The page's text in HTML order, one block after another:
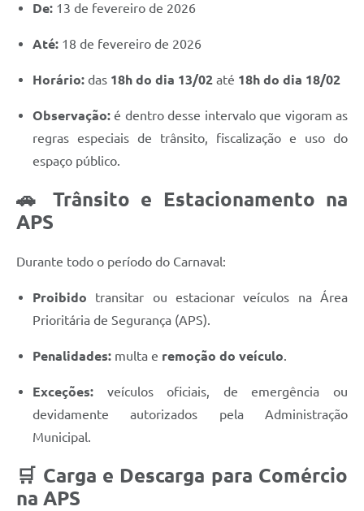
De: 13 de fevereiro de 2026
Até: 18 de fevereiro de 2026
Horário: das 18h do dia 13/02 até 18h do dia 18/02
Observação: é dentro desse intervalo que vigoram as
regras especiais de trânsito, fiscalização e uso do
espaço público.
🚗 Trânsito e Estacionamento na
APS
Durante todo o período do Carnaval:
Proibido transitar ou estacionar veículos na Área
Prioritária de Segurança (APS).
Penalidades: multa e remoção do veículo.
Exceções: veículos oficiais, de emergência ou
devidamente autorizados pela Administração
Municipal.
🛒 Carga e Descarga para Comércio
na APS